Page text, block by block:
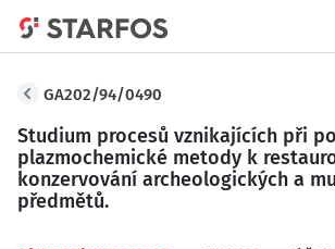
GA202/94/0490
Studium procesů vznikajících při
plazmochemické metody k
konzervování archeologických a
předmětů.